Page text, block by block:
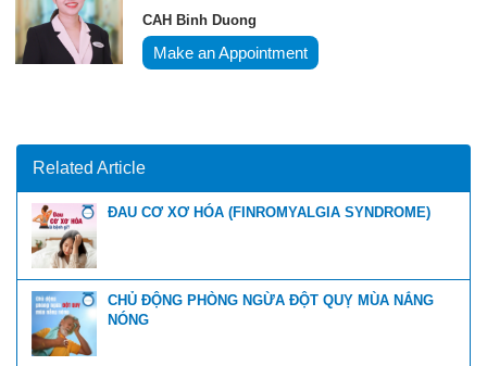
CAH Binh Duong
Make an Appointment
Related Article
ĐAU CƠ XƠ HÓA (FINROMYALGIA SYNDROME)
CHỦ ĐỘNG PHÒNG NGỪA ĐỘT QUỴ MÙA NẮNG
NÓNG